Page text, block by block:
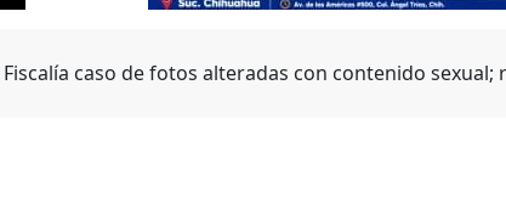
caso de fotos alteradas con contenido sexual;